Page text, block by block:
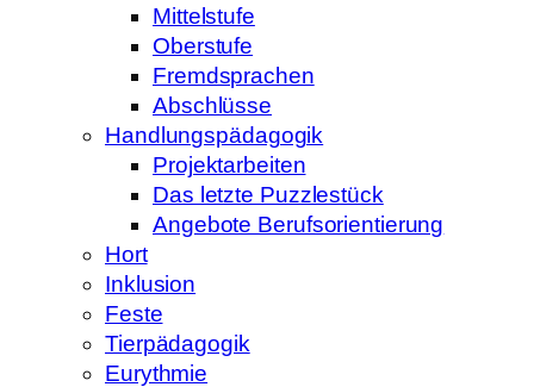
Mittelstufe
Oberstufe
Fremdsprachen
Abschlüsse
Handlungspädagogik
Projektarbeiten
Das letzte Puzzlestück
Angebote Berufsorientierung
Hort
Inklusion
Feste
Tierpädagogik
Eurythmie